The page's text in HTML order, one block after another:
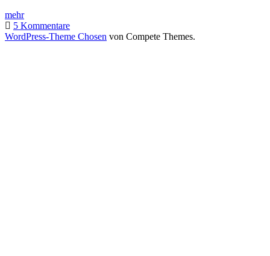
mehrTestbericht
–
Kata
5 Kommentare
WordPress-Theme Chosen von Compete Themes.